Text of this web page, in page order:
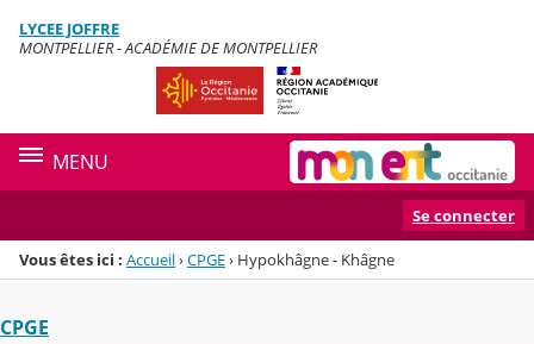
Menu de la rubrique
Contenu
LYCEE JOFFRE
MONTPELLIER - ACADÉMIE DE MONTPELLIER
MENU
Se connecter
Vous êtes ici : Accueil›CPGE› Hypokhâgne - Khâgne
CPGE